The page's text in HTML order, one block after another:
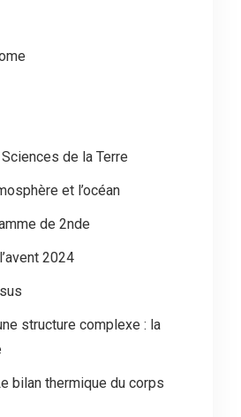
de la Terre
et l’océan
de 2nde
2024
structure complexe : la
bilan thermique du corps